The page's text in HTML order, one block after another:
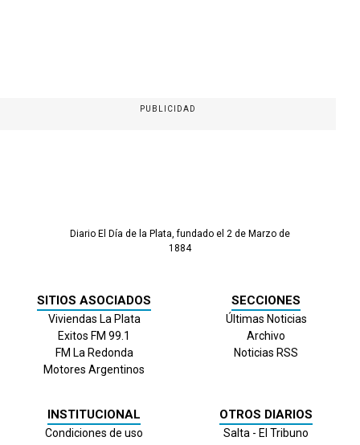
PUBLICIDAD
Diario El Día de la Plata, fundado el 2 de Marzo de
1884
SITIOS ASOCIADOS
Viviendas La Plata
Exitos FM 99.1
FM La Redonda
Motores Argentinos
SECCIONES
Últimas Noticias
Archivo
Noticias RSS
INSTITUCIONAL
Condiciones de uso
OTROS DIARIOS
Salta - El Tribuno